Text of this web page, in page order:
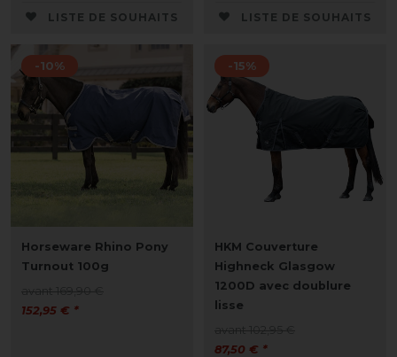
LISTE DE SOUHAITS LISTE DE SOUHAITS
-10%
Horseware Rhino Pony
Turnout 100g
152,95 € *
-15%
HKM Couverture
Highneck Glasgow
1200D avec doublure
lisse
87,50 € *